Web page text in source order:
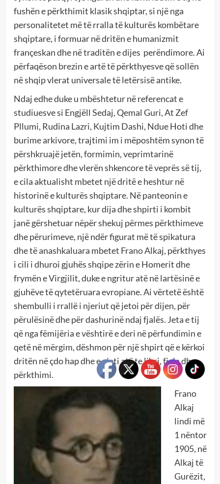
fushën e përkthimit klasik shqiptar, si një nga
personalitetet më të rralla të kulturës kombëtare
shqiptare, i formuar në dritën e humanizmit
françeskan dhe në traditën e dijes perëndimore. Ai
përfaqëson brezin e artë të përkthyesve që sollën
në shqip vlerat universale të letërsisë antike.
Ndaj edhe duke u mbështetur në referencat e
studiuesve si Engjëll Sedaj, Qemal Guri, At Zef
Pllumi, Rudina Lazri, Kujtim Dashi, Ndue Hoti dhe
burime arkivore, trajtimi im i mëposhtëm synon të
përshkruajë jetën, formimin, veprimtarinë
përkthimore dhe vlerën shkencore të veprës së tij,
e cila aktualisht mbetet një dritë e heshtur në
historinë e kulturës shqiptare. Në panteonin e
kulturës shqiptare, kur dija dhe shpirti i kombit
janë gërshetuar nëpër shekuj përmes përkthimeve
dhe përurimeve, një ndër figurat më të spikatura
dhe të anashkaluara mbetet Frano Alkaj, përkthyes
i cili i dhuroi gjuhës shqipe zërin e Homerit dhe
frymën e Virgjilit, duke e ngritur atë në lartësinë e
gjuhëve të qytetëruara evropiane. Ai vërtetë është
shembulli i rrallë i njeriut që jetoi për dijen, për
përulësinë dhe për dashurinë ndaj fjalës. Jeta e tij
që nga fëmijëria e vështirë e deri në përfundimin e
qetë në mërgim, dëshmon për një shpirt që e kërkoi
dritën në çdo hap dhe e gjeti atë te libri, fjala dhe
përkthimi.
Frano
Alkaj
lindi më
1 nëntor
1905, në
Alkaj të
Gurëzit,